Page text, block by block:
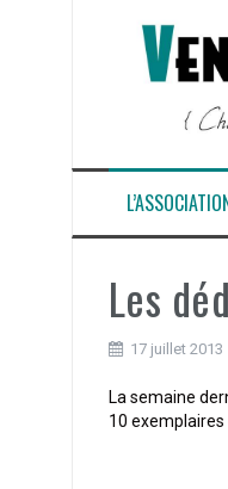
Les
17 juillet 2013
La semaine
10